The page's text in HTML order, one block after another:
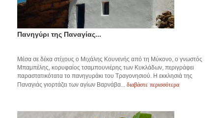
Πανηγύρι της Παναγίας...
Μέσα σε δέκα στίχους ο Μιχάλης Κουνενής από τη Μύκονο, ο γνωστός
Μπαμπέλης, κορυφαίος τσαμπουνιέρης των Κυκλάδων, περιγράφει
παραστατικότατα το πανηγυράκι του Τραγονησιού. H εκκλησιά της
Παναγιάς γιορτάζει των αγίων Βαρνάβα... διαβάστε περισσότερα